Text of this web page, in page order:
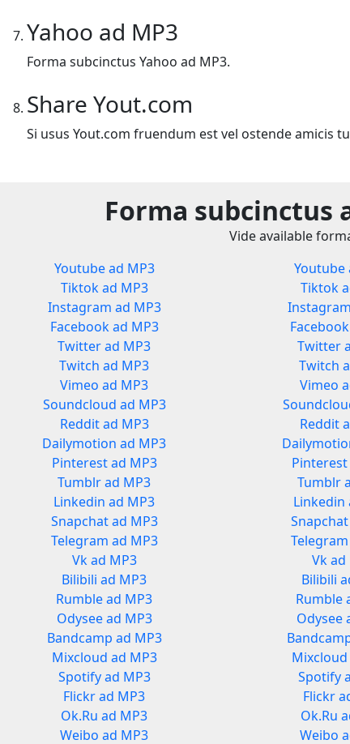
Yahoo ad MP3
Forma subcinctus Yahoo ad MP3.
Share Yout.com
Si usus Yout.com fruendum est vel ostende amicis
Forma subcinctus
Vide available
Youtube ad MP3
Tiktok ad MP3
Instagram ad MP3
Facebook ad MP3
Twitter ad MP3
Twitch ad MP3
Vimeo ad MP3
Soundcloud ad MP3
Reddit ad MP3
Dailymotion ad MP3
Pinterest ad MP3
Tumblr ad MP3
Linkedin ad MP3
Snapchat ad MP3
Telegram ad MP3
Vk ad MP3
Bilibili ad MP3
Rumble ad MP3
Odysee ad MP3
Bandcamp ad MP3
Mixcloud ad MP3
Spotify ad MP3
Flickr ad MP3
Ok.Ru ad MP3
Weibo ad MP3
Youtube
Tiktok
Twitter
Twitch
Vimeo
Reddit
Tumblr
Linkedin
Vk ad
Bilibili
Rumble
Odysee
Spotify
Flickr
Ok.Ru
Weibo